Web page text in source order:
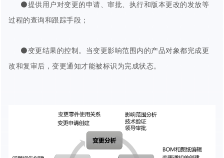
⚫提供用户对变更的申请、审批、执行和版本更改的发放等
过程的查询和跟踪手段；
⚫变更结果的控制。当变更影响范围内的产品对象都完成更
改和复审后，变更通知才能被标识为完成状态。